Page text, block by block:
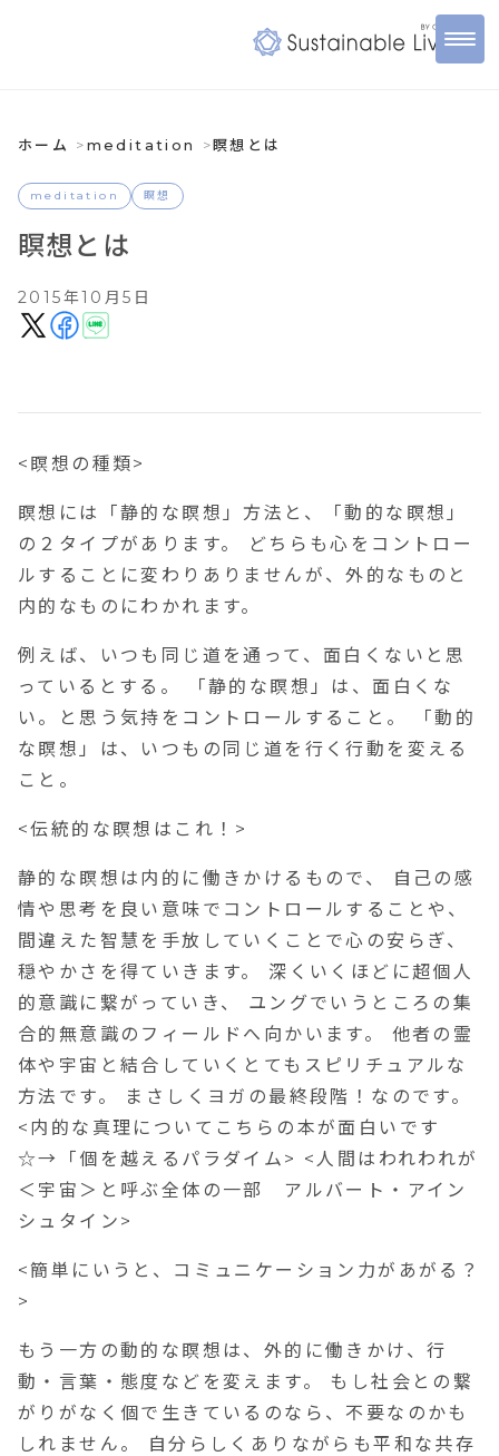
ホーム meditation 瞑想とは
meditation 瞑想
瞑想とは
2015年10月5日
<瞑想の種類>
瞑想には「静的な瞑想」方法と、「動的な瞑想」
の２タイプがあります。 どちらも心をコントロー
ルすることに変わりありませんが、外的なものと
内的なものにわかれます。
例えば、いつも同じ道を通って、面白くないと思
っているとする。 「静的な瞑想」は、面白くな
い。と思う気持をコントロールすること。 「動的
な瞑想」は、いつもの同じ道を行く行動を変える
こと。
<伝統的な瞑想はこれ！>
静的な瞑想は内的に働きかけるもので、 自己の感
情や思考を良い意味でコントロールすることや、
間違えた智慧を手放していくことで心の安らぎ、
穏やかさを得ていきます。 深くいくほどに超個人
的意識に繋がっていき、 ユングでいうところの集
合的無意識のフィールドへ向かいます。 他者の霊
体や宇宙と結合していくとてもスピリチュアルな
方法です。 まさしくヨガの最終段階！なのです。
<内的な真理についてこちらの本が面白いです
☆→「個を越えるパラダイム> <人間はわれわれが
＜宇宙＞と呼ぶ全体の一部 アルバート・アイン
シュタイン>
<簡単にいうと、コミュニケーション力があがる？
>
もう一方の動的な瞑想は、外的に働きかけ、行
動・言葉・態度などを変えます。 もし社会との繋
がりがなく個で生きているのなら、不要なのかも
しれません。 自分らしくありながらも平和な共存